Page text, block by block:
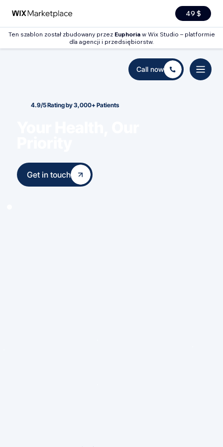
49 $
Ten szablon został zbudowany przez Euphoriaw Wix Studio – platformie
dla agencji i przedsiębiorstw.